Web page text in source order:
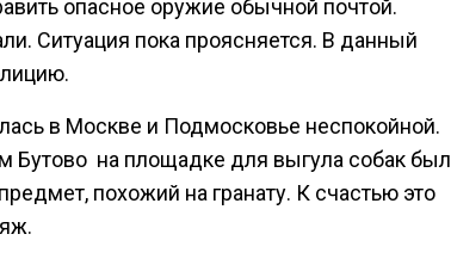
опасное оружие обычной почтой.
Ситуация пока проясняется. В данный
в Москве и Подмосковье неспокойной.
Бутово на площадке для выгула собак был
похожий на гранату. К счастью это